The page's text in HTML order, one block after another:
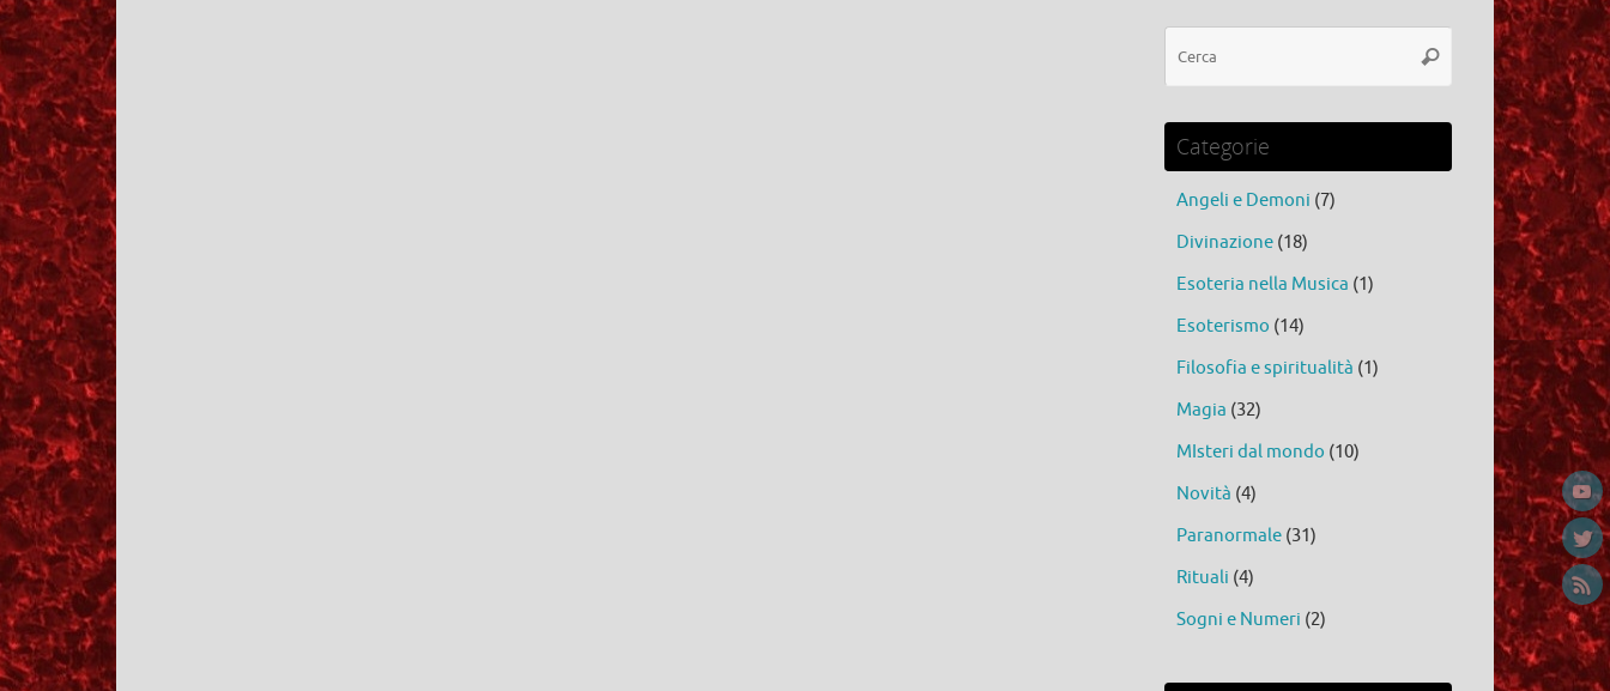
Cerca:
Cerca
Categorie
Angeli e Demoni (7)
Divinazione (18)
Esoteria nella Musica (1)
Esoterismo (14)
Filosofia e spiritualità (1)
Magia (32)
MIsteri dal mondo (10)
Novità (4)
Paranormale (31)
Rituali (4)
Sogni e Numeri (2)